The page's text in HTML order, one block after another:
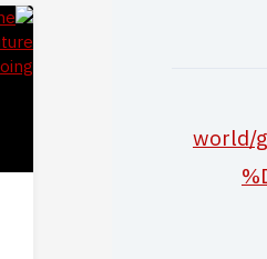
world/